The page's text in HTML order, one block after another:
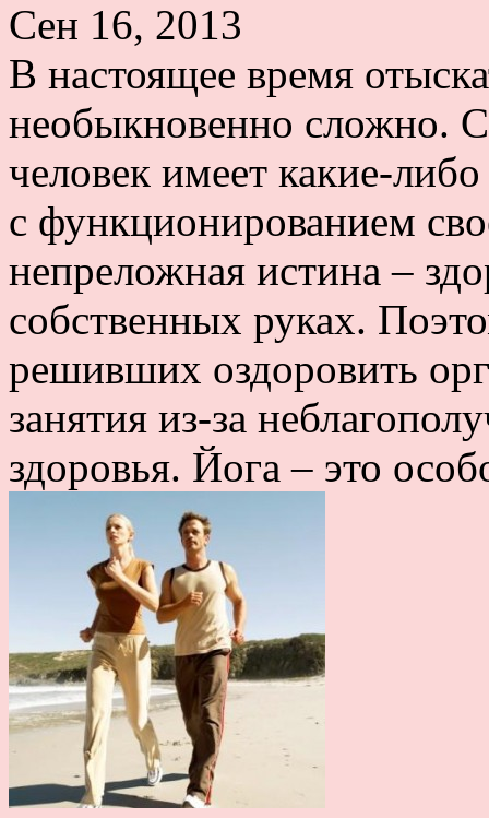
Сен 16, 2013
В настоящее время
необыкновенно сложно.
человек имеет какие-
с функционированием
непреложная истина –
собственных руках.
решивших оздоровить
занятия из-за
здоровья. Йога – это